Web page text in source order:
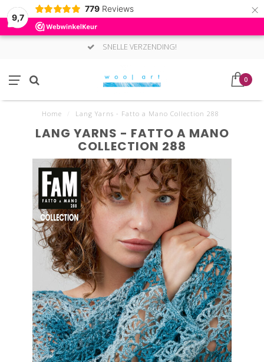
9,7
779 Reviews ×
SNELLE VERZENDING!
0
Home Lang Yarns - Fatto a Mano Collection 288
LANG YARNS - FATTO A MANO
COLLECTION 288